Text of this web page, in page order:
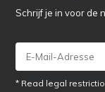
Schrijf je in voor de
* Read legal